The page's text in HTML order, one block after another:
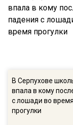
В Серпухове
впала в кому
с лошади во время
прогулки